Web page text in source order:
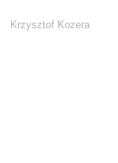
Krzysztof Kozera